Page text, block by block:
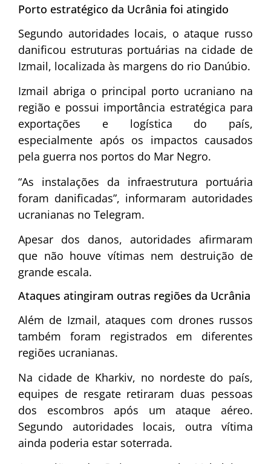
Porto estratégico da Ucrânia foi atingido
Segundo autoridades locais, o ataque russo
danificou estruturas portuárias na cidade de
Izmail, localizada às margens do rio Danúbio.
Izmail abriga o principal porto ucraniano na
região e possui importância estratégica para
exportações e logística do país,
especialmente após os impactos causados
pela guerra nos portos do Mar Negro.
“As instalações da infraestrutura portuária
foram danificadas”, informaram autoridades
ucranianas no Telegram.
Apesar dos danos, autoridades afirmaram
que não houve vítimas nem destruição de
grande escala.
Ataques atingiram outras regiões da Ucrânia
Além de Izmail, ataques com drones russos
também foram registrados em diferentes
regiões ucranianas.
Na cidade de Kharkiv, no nordeste do país,
equipes de resgate retiraram duas pessoas
dos escombros após um ataque aéreo.
Segundo autoridades locais, outra vítima
ainda poderia estar soterrada.